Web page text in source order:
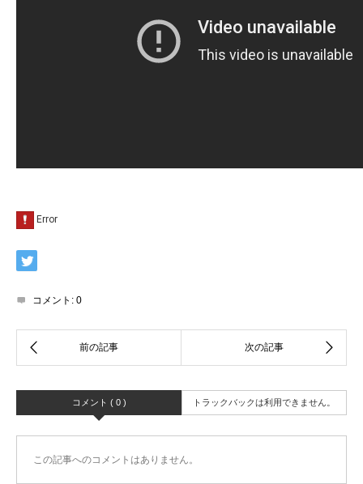
コメント: 0
コメント ( 0 ) トラックバックは利用できません。
この記事へのコメントはありません。